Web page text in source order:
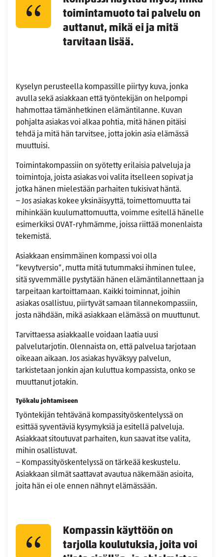
toimintamuoto tai palvelu on
auttanut, mikä ei ja mitä
tarvitaan lisää.
Kyselyn perusteella kompassille piirtyy kuva, jonka
avulla sekä asiakkaan että työntekijän on helpompi
hahmottaa tämänhetkinen elämäntilanne. Kuvan
pohjalta asiakas voi alkaa pohtia, mitä hänen pitäisi
tehdä ja mitä hän tarvitsee, jotta jokin asia elämässä
muuttuisi.
Toimintakompassiin on syötetty erilaisia palveluja ja
toimintoja, joista asiakas voi valita itselleen sopivat ja
jotka hänen mielestään parhaiten tukisivat häntä.
− Jos asiakas kokee yksinäisyyttä, toimettomuutta tai
mihinkään kuulumattomuutta, voimme esitellä hänelle
esimerkiksi OVAT-ryhmämme, joissa riittää monenlaista
tekemistä.
Asiakkaan ensimmäinen kompassi voi olla
”kevytversio”, mutta mitä tutummaksi ihminen tulee,
sitä syvemmälle pystytään hänen elämäntilannettaan ja
tarpeitaan kartoittamaan. Kaikki toiminnat, joihin
asiakas osallistuu, piirtyvät samaan tilannekompassiin,
josta nähdään, mikä asiakkaan elämässä on muuttunut.
Tarvittaessa asiakkaalle voidaan laatia uusi
palvelutarjotin. Olennaista on, että palvelua tarjotaan
oikeaan aikaan. Jos asiakas hyväksyy palvelun,
tarkistetaan jonkin ajan kuluttua kompassista, onko se
muuttanut jotakin.
Työkalu johtamiseen
Työntekijän tehtävänä kompassityöskentelyssä on
esittää syventäviä kysymyksiä ja esitellä palveluja.
Asiakkaat sitoutuvat parhaiten, kun saavat itse valita,
mihin osallistuvat.
− Kompassityöskentelyssä on tärkeää keskustelu.
Asiakkaan silmät saattavat avautua näkemään asioita,
joita hän ei ole ennen nähnyt elämässään.
Kompassin käyttöön on
tarjolla koulutuksia, joita voi